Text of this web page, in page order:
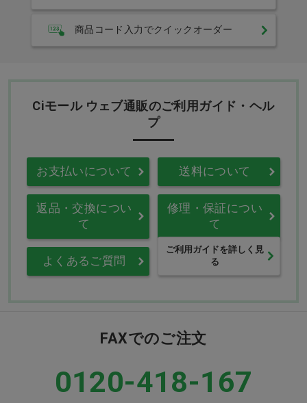
商品コード入力でクイックオーダー
Ciモール ウェブ通販のご利用ガイド・ヘル
プ
お支払いについて 送料について
返品・交換につい
て
修理・保証につい
て
よくあるご質問
ご利用ガイドを詳しく見
る
FAXでのご注文
0120-418-167